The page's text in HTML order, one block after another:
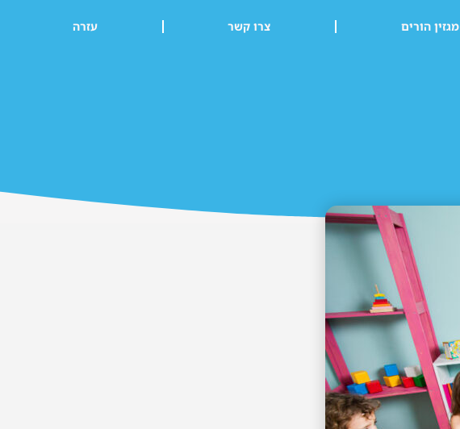
מגזין הורים צרו קשר עזרה